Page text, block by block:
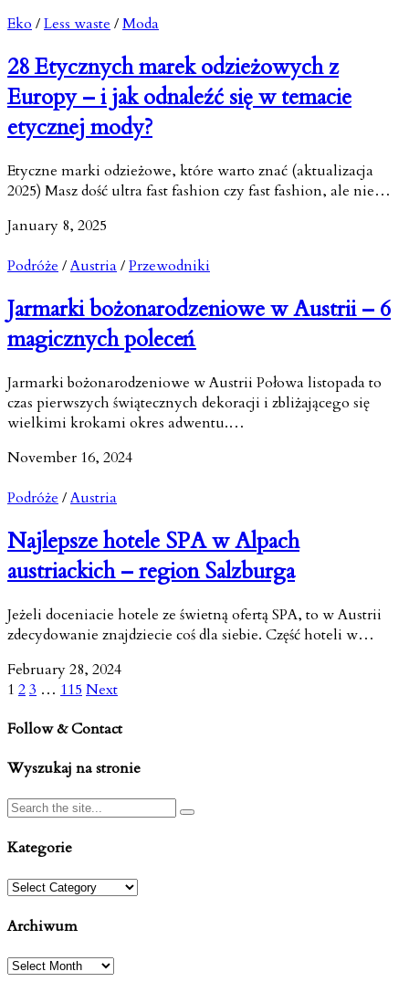
Eko /Less waste /Moda
28 Etycznych marek odzieżowych z
Europy – i jak odnaleźć się w temacie
etycznej mody?
Etyczne marki odzieżowe, które warto znać (aktualizacja
2025) Masz dość ultra fast fashion czy fast fashion, ale nie…
January 8, 2025
Podróże /Austria /Przewodniki
Jarmarki bożonarodzeniowe w Austrii – 6
magicznych poleceń
Jarmarki bożonarodzeniowe w Austrii Połowa listopada to
czas pierwszych świątecznych dekoracji i zbliżającego się
wielkimi krokami okres adwentu.…
November 16, 2024
Podróże /Austria
Najlepsze hotele SPA w Alpach
austriackich – region Salzburga
Jeżeli doceniacie hotele ze świetną ofertą SPA, to w Austrii
zdecydowanie znajdziecie coś dla siebie. Część hoteli w…
February 28, 2024
1 23 … 115 Next
Follow & Contact
Wyszukaj na stronie
Kategorie
Kategorie
Archiwum
Archiwum